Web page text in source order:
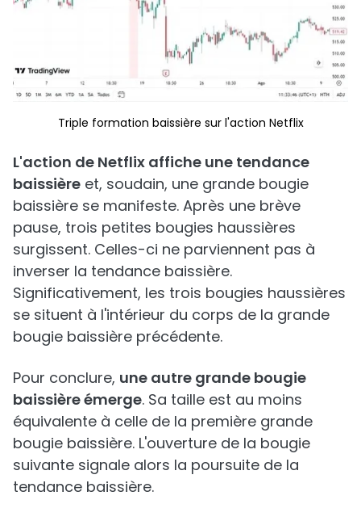
Triple formation baissière sur l'action Netflix
L'action de Netflix affiche une tendance
baissière et, soudain, une grande bougie
baissière se manifeste. Après une brève
pause, trois petites bougies haussières
surgissent. Celles-ci ne parviennent pas à
inverser la tendance baissière.
Significativement, les trois bougies haussières
se situent à l'intérieur du corps de la grande
bougie baissière précédente.
Pour conclure, une autre grande bougie
baissière émerge. Sa taille est au moins
équivalente à celle de la première grande
bougie baissière. L'ouverture de la bougie
suivante signale alors la poursuite de la
tendance baissière.